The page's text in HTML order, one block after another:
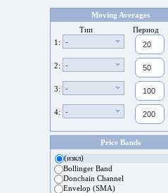
Moving Averages
Тип
Период
1:
-
2: -
3: -
4: -
Price Bands
(изкл)
Bollinger Band
Donchain Channel
Envelop (SMA)